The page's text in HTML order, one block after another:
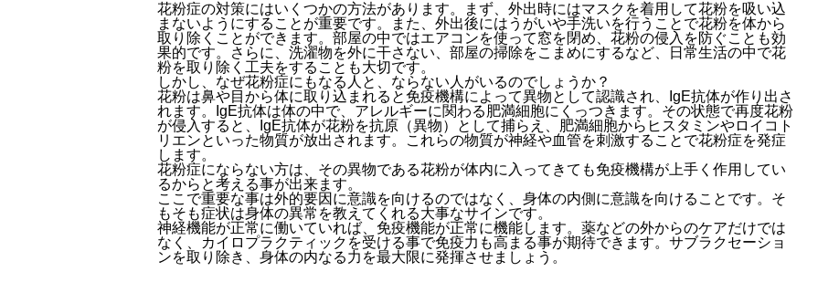
花粉症の対策にはいくつかの方法があります。まず、外出時にはマスクを着用して花粉を吸い込
まないようにすることが重要です。また、外出後にはうがいや手洗いを行うことで花粉を体から
取り除くことができます。部屋の中ではエアコンを使って窓を閉め、花粉の侵入を防ぐことも効
果的です。さらに、洗濯物を外に干さない、部屋の掃除をこまめにするなど、日常生活の中で花
粉を取り除く工夫をすることも大切です。
しかし、なぜ花粉症にもなる人と、ならない人がいるのでしょうか？
花粉は鼻や目から体に取り込まれると免疫機構によって異物として認識され、IgE抗体が作り出さ
れます。IgE抗体は体の中で、アレルギーに関わる肥満細胞にくっつきます。その状態で再度花粉
が侵入すると、IgE抗体が花粉を抗原（異物）として捕らえ、肥満細胞からヒスタミンやロイコト
リエンといった物質が放出されます。これらの物質が神経や血管を刺激することで花粉症を発症
します。
花粉症にならない方は、その異物である花粉が体内に入ってきても免疫機構が上手く作用してい
るからと考える事が出来ます。
ここで重要な事は外的要因に意識を向けるのではなく、身体の内側に意識を向けることです。そ
もそも症状は身体の異常を教えてくれる大事なサインです。
神経機能が正常に働いていれば、免疫機能が正常に機能します。薬などの外からのケアだけでは
なく、カイロプラクティックを受ける事で免疫力も高まる事が期待できます。サブラクセーショ
ンを取り除き、身体の内なる力を最大限に発揮させましょう。